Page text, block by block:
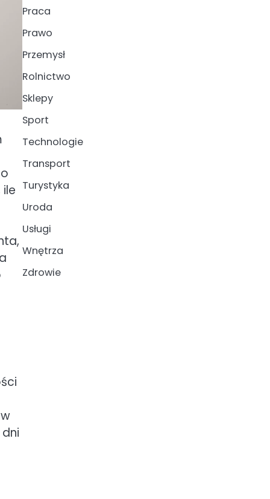
Praca
Prawo
Przemysł
Rolnictwo
Sklepy
Sport
Technologie
Transport
Turystyka
Uroda
Usługi
Wnętrza
Zdrowie